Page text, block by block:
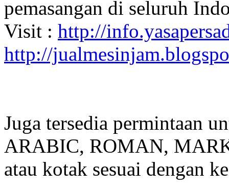
pemasangan di seluruh
Visit : http://
http://
Juga tersedia permintaan
ARABIC, ROMAN,
atau kotak sesuai dengan